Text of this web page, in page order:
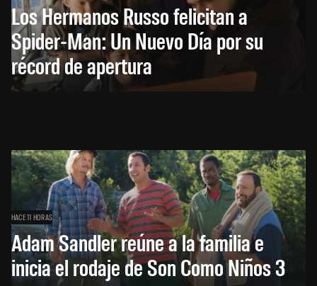
Los Hermanos Russo felicitan a
Spider-Man: Un Nuevo Día por su
récord de apertura
HACE 11 HORAS
Adam Sandler reúne a la familia e
inicia el rodaje de Son Como Niños 3